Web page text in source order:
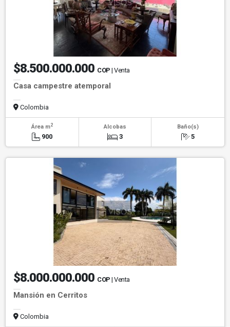
$8.500.000.000 COP | Venta
Casa campestre atemporal
Colombia
Área m2
900
Alcobas
3
Baño(s)
5
$8.000.000.000 COP | Venta
Mansión en Cerritos
Colombia